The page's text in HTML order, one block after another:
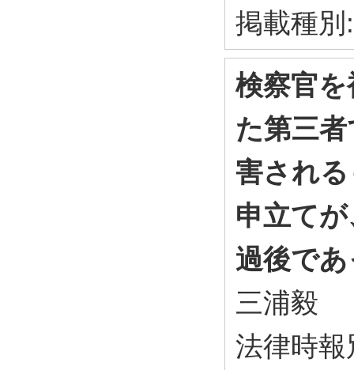
掲載種
検察官
た第三
害され
申立て
過後で
三浦毅
法律時